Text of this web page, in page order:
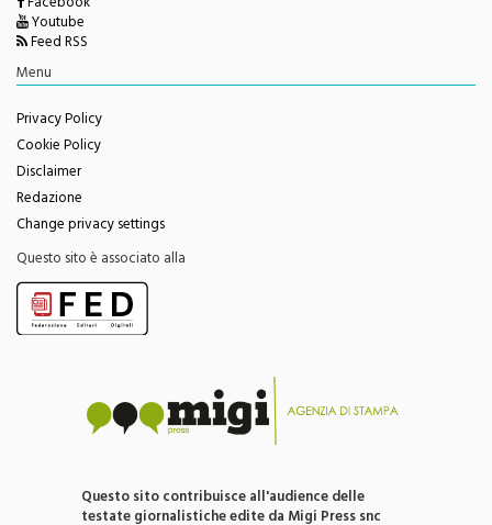
Twitter
Facebook
Youtube
Feed RSS
Privacy Policy
Cookie Policy
Disclaimer
Redazione
Change privacy settings
Questo sito è associato alla